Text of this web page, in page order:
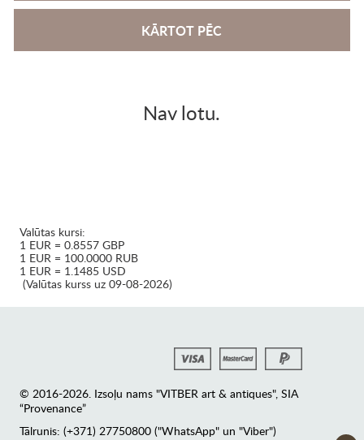
KĀRTOT PĒC
Nav lotu.
Valūtas kursi:
1 EUR = 0.8557 GBP
1 EUR = 100.0000 RUB
1 EUR = 1.1485 USD
(Valūtas kurss uz 09-08-2026)
© 2016-2026. Izsoļu nams "VITBER art & antiques", SIA
“Provenance”
Tālrunis: (+371) 27750800 ("WhatsApp" un "Viber")